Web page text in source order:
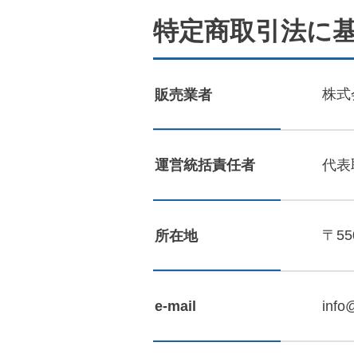
特定商取引法に
販売業者 株式
運営統括責任者 代表
所在地 〒
e-mail